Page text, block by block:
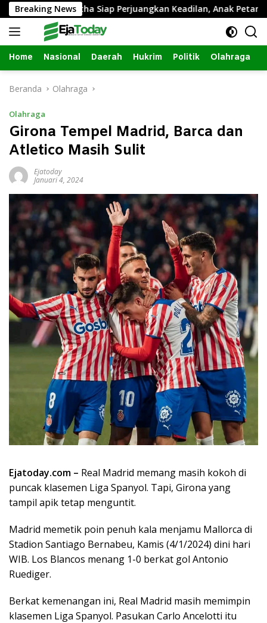
Langsung
ke
konten
Breaking News
Inagatha Siap Perjuangkan Keadilan, Anak Petani asal
Home Nasional Daerah Hukrim Politik Olahraga
Beranda Olahraga
Olahraga
Girona Tempel Madrid, Barca dan
Atletico Masih Sulit
Ejatoday
Januari 4, 2024
Ejatoday.com – Real Madrid memang masih kokoh di
puncak klasemen Liga Spanyol. Tapi, Girona yang
tampil apik tetap menguntit.
Madrid memetik poin penuh kala menjamu Mallorca di
Stadion Santiago Bernabeu, Kamis (4/1/2024) dini hari
WIB. Los Blancos menang 1-0 berkat gol Antonio
Ruediger.
Berkat kemenangan ini, Real Madrid masih memimpin
klasemen Liga Spanyol. Pasukan Carlo Ancelotti itu